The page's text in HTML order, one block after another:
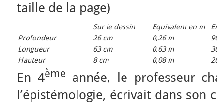
taille de la page)
Sur le dessin Equivalent en m
Profondeur
26 cm 0,26 m
Longueur
63 cm 0,63 m
Hauteur
8 cm 0,08 m
En 4ème année, le professeur
l’épistémologie, écrivait dans son